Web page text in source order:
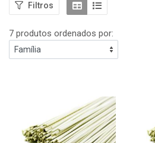
Filtros
7 produtos ordenados por: